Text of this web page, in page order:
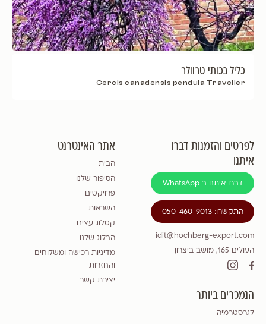
כליל בכותי טרוולר
Cercis canadensis pendula Traveller
לפרטים והזמנות דברו
איתנו
דברו איתנו ב WhatsApp
התקשרו: 050-460-9013
idit@hochberg-export.com
העולים 165, מושב ביצרון
אתר האינטרנט
הבית
הסיפור שלנו
פרויקטים
השראות
קטלוג עצים
הבלוג שלנו
מדיניות רכישה ומשלוחים
והחזרות
יצירת קשר
הנמכרים ביותר
לגרסטרמיה